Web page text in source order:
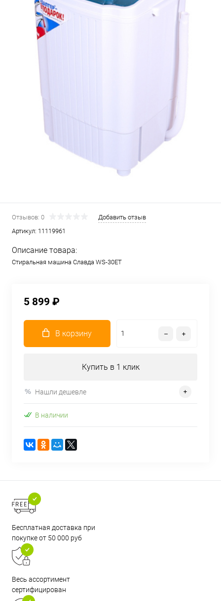
Отзывов: 0
Добавить отзыв
Артикул: 11119961
Описание товара:
Стиральная машина Славда WS-30ET
5 899 ₽
В корзину
Купить в 1 клик
Нашли дешевле
В наличии
Бесплатная доставка при
покупке от 50 000 руб
Весь ассортимент
сертифицирован